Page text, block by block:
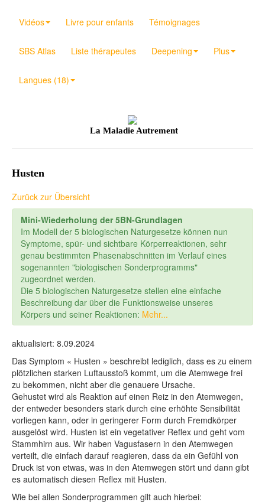
Vidéos Livre pour enfants Témoignages
SBS Atlas Liste thérapeutes Deepening Plus
Langues (18)
La Maladie Autrement
Husten
Zurück zur Übersicht
Mini-Wiederholung der 5BN-Grundlagen
Im Modell der 5 biologischen Naturgesetze können nun
Symptome, spür- und sichtbare Körperreaktionen, sehr
genau bestimmten Phasenabschnitten im Verlauf eines
sogenannten "biologischen Sonderprogramms"
zugeordnet werden.
Die 5 biologischen Naturgesetze stellen eine einfache
Beschreibung dar über die Funktionsweise unseres
Körpers und seiner Reaktionen: Mehr...
aktualisiert: 8.09.2024
Das Symptom « Husten » beschreibt lediglich, dass es zu einem
plötzlichen starken Luftausstoß kommt, um die Atemwege frei
zu bekommen, nicht aber die genauere Ursache.
Gehustet wird als Reaktion auf einen Reiz in den Atemwegen,
der entweder besonders stark durch eine erhöhte Sensibilität
vorliegen kann, oder in geringerer Form durch Fremdkörper
ausgelöst wird. Husten ist ein vegetativer Reflex und geht vom
Stammhirn aus. Wir haben Vagusfasern in den Atemwegen
verteilt, die einfach darauf reagieren, dass da ein Gefühl von
Druck ist von etwas, was in den Atemwegen stört und dann gibt
es automatisch diesen Reflex mit Husten.
Wie bei allen Sonderprogrammen gilt auch hierbei: